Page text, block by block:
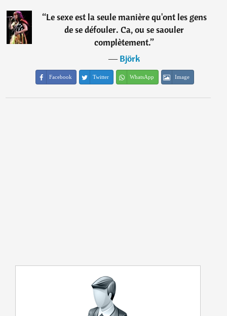
“Le sexe est la seule manière qu'ont les gens
de se défouler. Ca, ou se saouler
complètement.”
―Björk
Facebook Twitter WhatsApp Image